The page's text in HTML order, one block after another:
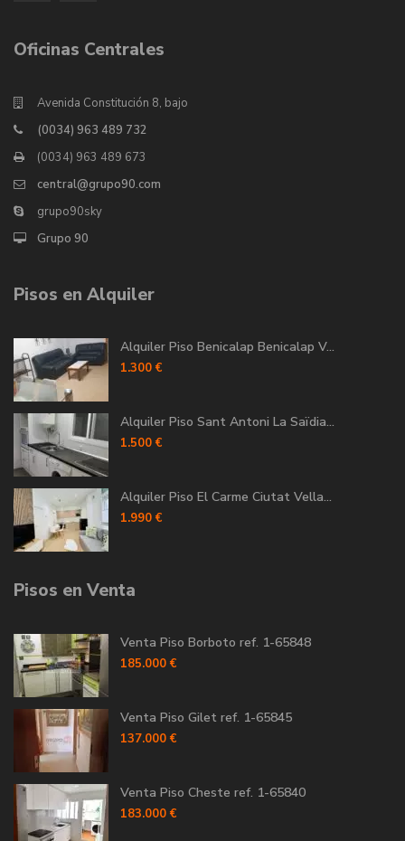
Oficinas Centrales
Avenida Constitución 8, bajo
(0034) 963 489 732
(0034) 963 489 673
central@grupo90.com
grupo90sky
Grupo 90
Pisos en Alquiler
Alquiler Piso Benicalap Benicalap V...
1.300 €
Alquiler Piso Sant Antoni La Saïdia...
1.500 €
Alquiler Piso El Carme Ciutat Vella...
1.990 €
Pisos en Venta
Venta Piso Borboto ref. 1-65848
185.000 €
Venta Piso Gilet ref. 1-65845
137.000 €
Venta Piso Cheste ref. 1-65840
183.000 €